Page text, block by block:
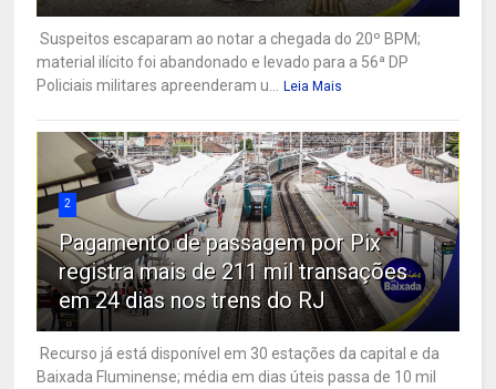
Suspeitos escaparam ao notar a chegada do 20º BPM;
material ilícito foi abandonado e levado para a 56ª DP
Policiais militares apreenderam u...
Leia Mais
2
Pagamento de passagem por Pix
registra mais de 211 mil transações
em 24 dias nos trens do RJ
Recurso já está disponível em 30 estações da capital e da
Baixada Fluminense; média em dias úteis passa de 10 mil